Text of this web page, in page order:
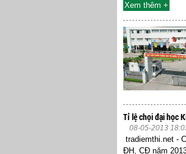
Xem thêm +
Tỉ lệ chọi đại học
08-05-2013
tradiemthi.net -
ĐH, CĐ năm